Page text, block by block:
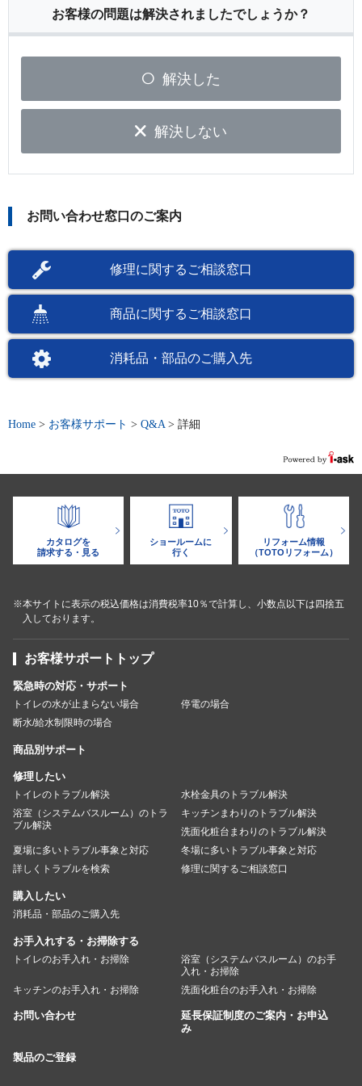
お客様の問題は解決されましたでしょうか？
解決した
解決しない
お問い合わせ窓口のご案内
修理に関するご相談窓口
商品に関するご相談窓口
消耗品・部品のご購入先
Home > お客様サポート > Q&A > 詳細
カタログを
請求する・見る
ショールームに
行く
リフォーム情報
（TOTOリフォーム）
※本サイトに表示の税込価格は消費税率10％で計算し、小数点以下は四捨五
入しております。
お客様サポートトップ
緊急時の対応・サポート
トイレの水が止まらない場合
停電の場合
断水/給水制限時の場合
商品別サポート
修理したい
トイレのトラブル解決
水栓金具のトラブル解決
浴室（システムバスルーム）のトラ
ブル解決
キッチンまわりのトラブル解決
洗面化粧台まわりのトラブル解決
夏場に多いトラブル事象と対応
冬場に多いトラブル事象と対応
詳しくトラブルを検索
修理に関するご相談窓口
購入したい
消耗品・部品のご購入先
お手入れする・お掃除する
トイレのお手入れ・お掃除
浴室（システムバスルーム）のお手
入れ・お掃除
キッチンのお手入れ・お掃除
洗面化粧台のお手入れ・お掃除
お問い合わせ
延長保証制度のご案内・お申込
み
製品のご登録